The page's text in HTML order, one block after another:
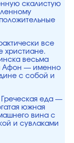
скалистую
все
христиане.
весьма
Афон — именно
с собой и
еда —
южная
вина с
и сувлаками